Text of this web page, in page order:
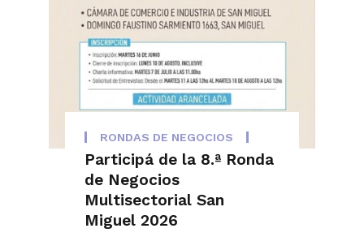
RONDAS DE NEGOCIOS
Participá de la 8.ª Ronda
de Negocios
Multisectorial San
Miguel 2026